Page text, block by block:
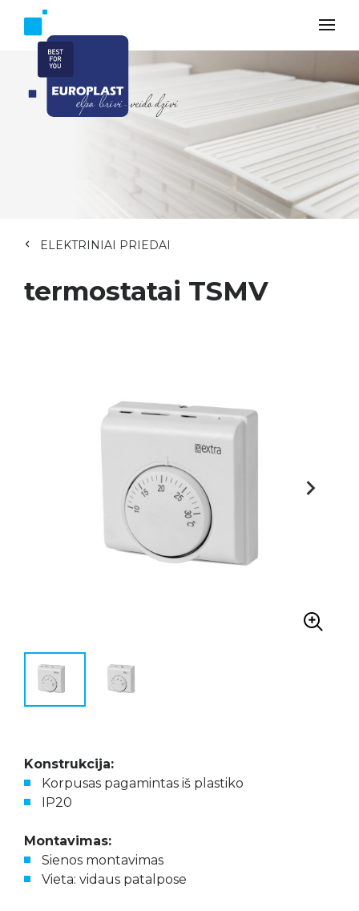
ELEKTRINIAI PRIEDAI
termostatai TSMV
Konstrukcija:
Korpusas pagamintas iš plastiko
IP20
Montavimas:
Sienos montavimas
Vieta: vidaus patalpose